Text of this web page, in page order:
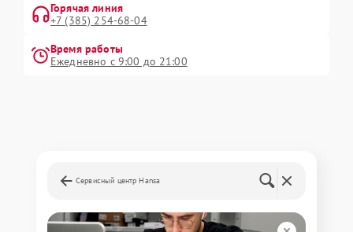
Горячая линия
+7 (385) 254-68-04
Время работы
Ежедневно с 9:00 до 21:00
Сервисный центр Hansa